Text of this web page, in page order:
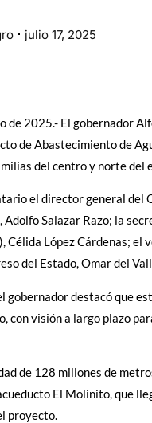
julio 17, 2025
de 2025.- El gobernador
de Abastecimiento de
del centro y norte del
el director general del
Salazar Razo; la
Célida López Cárdenas;
del Estado, Omar del
gobernador destacó que
con visión a largo plazo
de 128 millones de
El Molinito, que
proyecto.